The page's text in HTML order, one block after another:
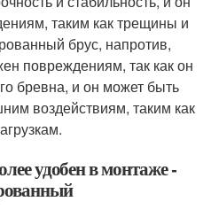
таким как трещины и
брус, напротив,
повреждениям, так как он
бревна, и он может быть
воздействиям, таким как
удобен в монтаже -